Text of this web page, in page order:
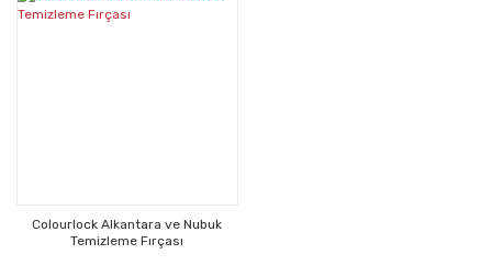
Colourlock Alkantara ve Nubuk
Temizleme Fırçası